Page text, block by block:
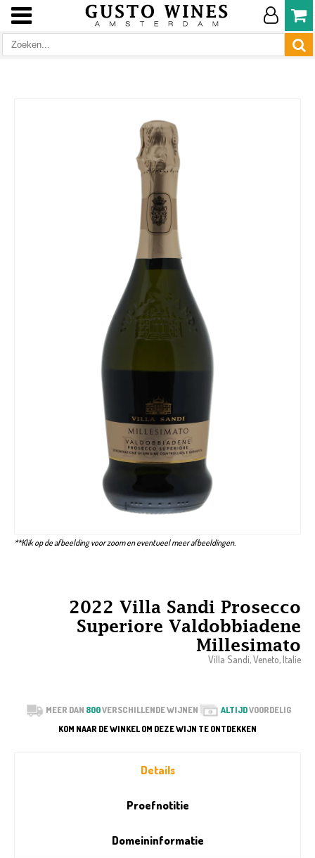
**Klik op de afbeelding voor zoom en eventueel meer afbeeldingen.
2022 Villa Sandi Prosecco
Superiore Valdobbiadene
Millesimato
Villa Sandi, Veneto, Italie
MEER DAN 800VERSCHILLENDE WIJNEN ALTIJDVOORDELIG
KOM NAAR DE WINKEL OM DEZE WIJN TE ONTDEKKEN
Details
Proefnotitie
Domeininformatie